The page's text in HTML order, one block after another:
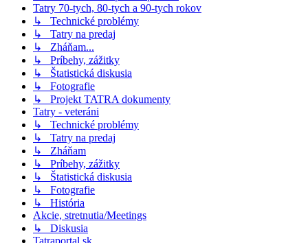
Tatry 70-tych, 80-tych a 90-tych rokov
↳ Technické problémy
↳ Tatry na predaj
↳ Zháňam...
↳ Príbehy, zážitky
↳ Štatistická diskusia
↳ Fotografie
↳ Projekt TATRA dokumenty
Tatry - veteráni
↳ Technické problémy
↳ Tatry na predaj
↳ Zháňam
↳ Príbehy, zážitky
↳ Štatistická diskusia
↳ Fotografie
↳ História
Akcie, stretnutia/Meetings
↳ Diskusia